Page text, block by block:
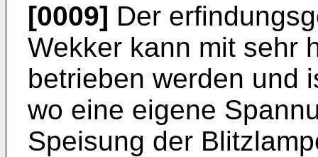
[0009] Der
Wekker kann mit sehr
betrieben werden und
wo eine eigene
Speisung der